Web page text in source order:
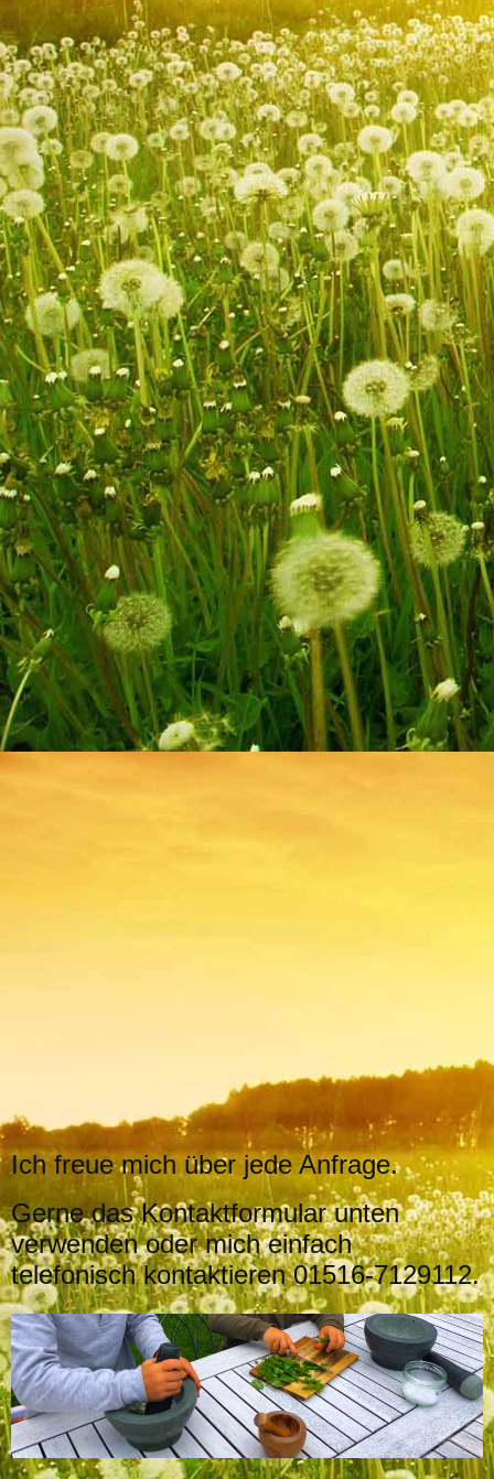
Ich freue mich über jede Anfrage.
Gerne das Kontaktformular unten
verwenden oder mich einfach
telefonisch kontaktieren 01516-7129112.